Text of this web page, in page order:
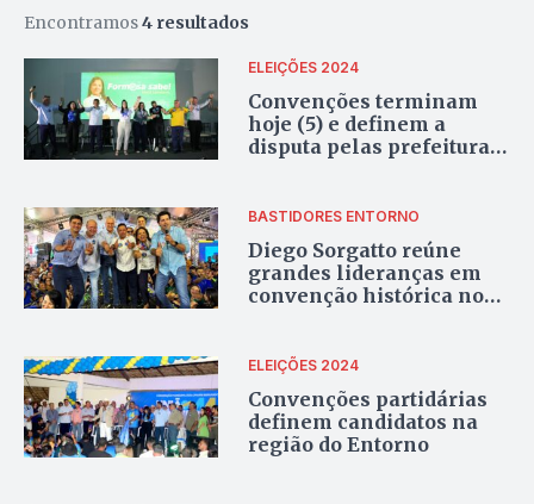
Encontramos4 resultados
ELEIÇÕES 2024
Convenções terminam
hoje (5) e definem a
disputa pelas prefeituras
BASTIDORES ENTORNO
Diego Sorgatto reúne
grandes lideranças em
convenção histórica no
ELEIÇÕES 2024
Convenções partidárias
definem candidatos na
região do Entorno